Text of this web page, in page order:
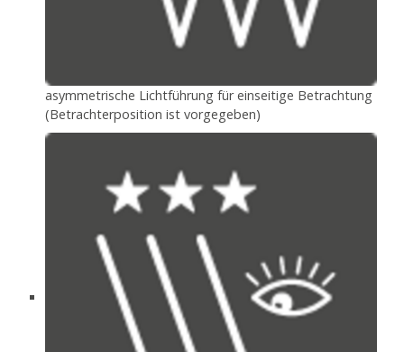
asymmetrische Lichtführung für einseitige Betrachtung
(Betrachterposition ist vorgegeben)